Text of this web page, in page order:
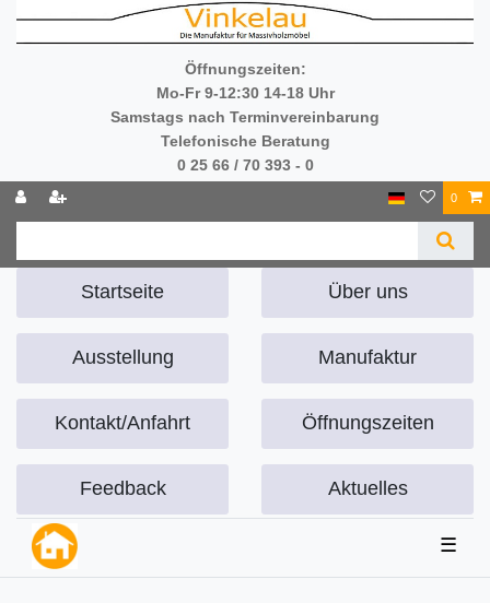
Öffnungszeiten:
Mo-Fr 9-12:30 14-18 Uhr
Samstags nach Terminvereinbarung
Telefonische Beratung
0 25 66 / 70 393 - 0
0
Startseite Über uns
Ausstellung Manufaktur
Kontakt/Anfahrt Öffnungszeiten
Feedback Aktuelles
☰